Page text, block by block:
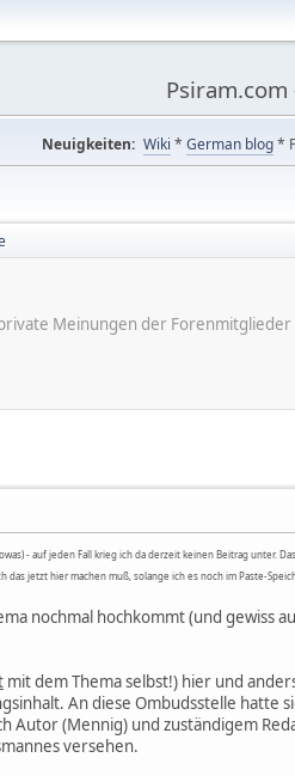
Neuigkeiten: Wiki * German blog*
Meinungen der
- auf jeden Fall krieg ich da derzeit keinen Beitrag unter.
jetzt hier machen muß, solange ich es noch im Paste-
nochmal hochkommt (und gewiss
mit dem Thema selbst!) hier und
An diese Ombudsstelle hatte
(Mennig) und zuständigem
versehen.